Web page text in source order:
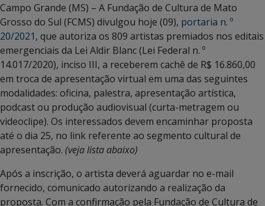
Campo Grande (MS) – A Fundação de Cultura de Mato
Grosso do Sul (FCMS) divulgou hoje (09), portaria n. º
20/2021, que autoriza os 809 artistas premiados nos editais
emergenciais da Lei Aldir Blanc (Lei Federal n. º
14.017/2020), inciso III, a receberem cachê de R$ 16.860,00
em troca de apresentação virtual em uma das seguintes
modalidades: oficina, palestra, apresentação artística,
podcast ou produção audiovisual (curta-metragem ou
videoclipe). Os interessados devem encaminhar proposta
até o dia 25, no link referente ao segmento cultural de
apresentação. (veja lista abaixo)
Após a inscrição, o artista deverá aguardar no e-mail
fornecido, comunicado autorizando a realização da
proposta. Com a confirmação pela Fundação de Cultura de